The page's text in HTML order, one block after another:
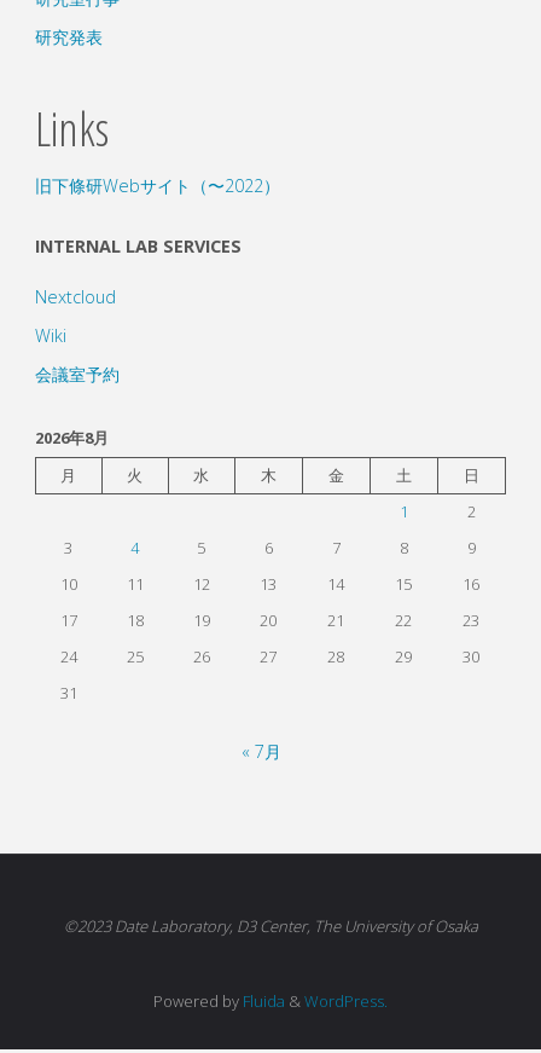
研究発表
Links
旧下條研Webサイト（〜2022）
INTERNAL LAB SERVICES
Nextcloud
Wiki
会議室予約
2026年8月
月
火 水 木 金 土
日
1
2
3
4 5 6 7 8
9
10
11 12 13 14 15
16
17
18 19 20 21 22
23
24
25 26 27 28 29
30
31
« 7月
©2023 Date Laboratory, D3 Center, The University of Osaka
Powered by Fluida &WordPress.